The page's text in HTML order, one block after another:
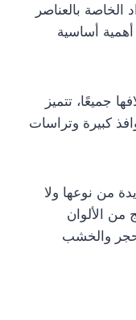
الخاصة بالعناصر
أهمية أساسية
جميعًا، تتميز
كبيرة وتراسات
من نوعها ولا
من الألوان
والخشب